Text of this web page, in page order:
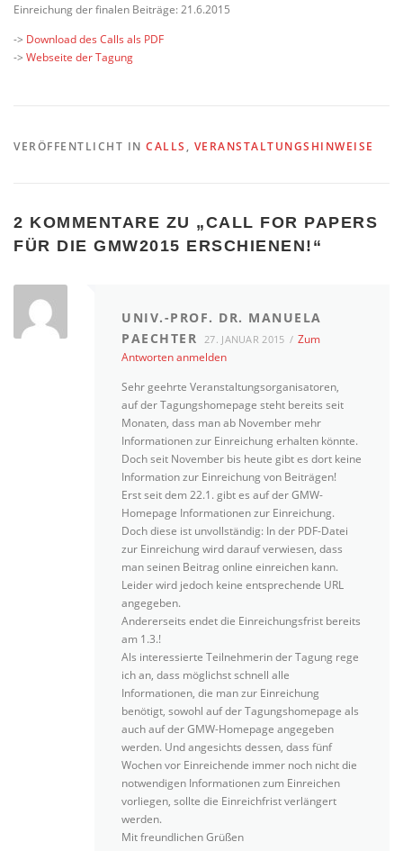
Einreichung der finalen Beiträge: 21.6.2015
-> Download des Calls als PDF
-> Webseite der Tagung
VERÖFFENTLICHT IN CALLS , VERANSTALTUNGSHINWEISE
2 KOMMENTARE ZU „CALL FOR PAPERS
FÜR DIE GMW2015 ERSCHIENEN! “
UNIV.-PROF. DR. MANUELA
PAECHTER
27. JANUAR 2015
Zum
Antworten anmelden
Sehr geehrte Veranstaltungsorganisatoren,
auf der Tagungshomepage steht bereits seit
Monaten, dass man ab November mehr
Informationen zur Einreichung erhalten könnte.
Doch seit November bis heute gibt es dort keine
Information zur Einreichung von Beiträgen!
Erst seit dem 22.1. gibt es auf der GMW-
Homepage Informationen zur Einreichung.
Doch diese ist unvollständig: In der PDF-Datei
zur Einreichung wird darauf verwiesen, dass
man seinen Beitrag online einreichen kann.
Leider wird jedoch keine entsprechende URL
angegeben.
Andererseits endet die Einreichungsfrist bereits
am 1.3.!
Als interessierte Teilnehmerin der Tagung rege
ich an, dass möglichst schnell alle
Informationen, die man zur Einreichung
benötigt, sowohl auf der Tagungshomepage als
auch auf der GMW-Homepage angegeben
werden. Und angesichts dessen, dass fünf
Wochen vor Einreichende immer noch nicht die
notwendigen Informationen zum Einreichen
vorliegen, sollte die Einreichfrist verlängert
werden.
Mit freundlichen Grüßen